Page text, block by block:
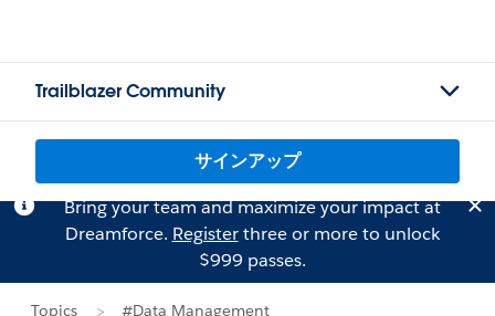
Trailblazer Community
サインアップ
Bring your team and maximize your impact at
Dreamforce. Registerthree or more to unlock
$999 passes.
Topics
#Data Management